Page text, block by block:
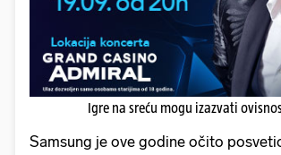
Igre na sreću mogu izazvati
Samsung je ove godine očito